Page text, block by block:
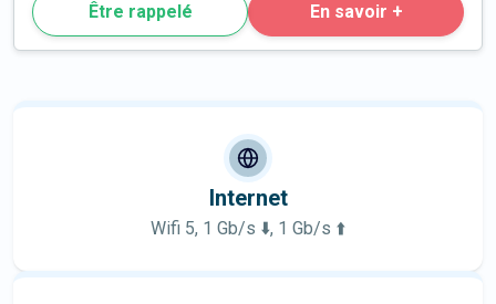
Être rappelé En savoir +
Internet
Wifi 5, 1 Gb/s ⬇️, 1 Gb/s ⬆️